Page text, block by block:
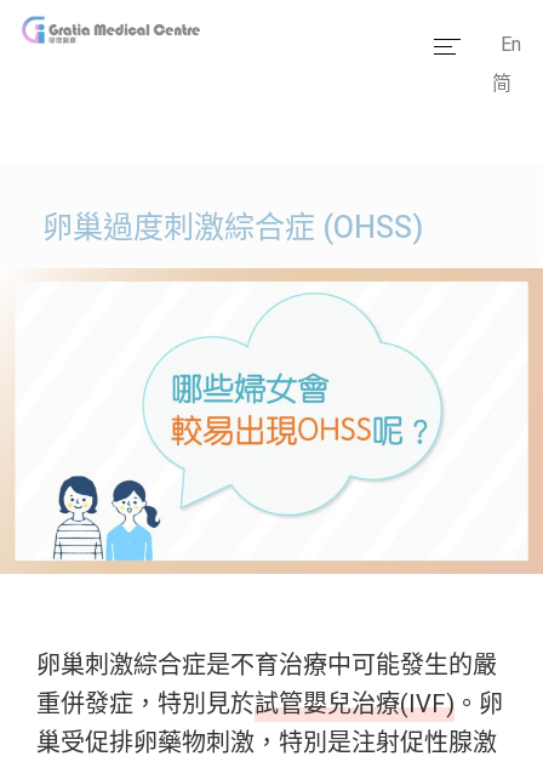
服務範疇
醫學資訊
套餐價格
傳媒報道
醫療設備
En
简
卵巢過度刺激綜合症 (OHSS)
卵巢刺激綜合症是不育治療中可能發生的嚴
重併發症，特別見於試管嬰兒治療(IVF) 。卵
巢受促排卵藥物刺激，特別是注射促性腺激